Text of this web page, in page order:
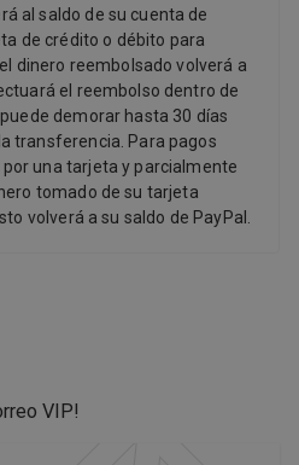
al saldo de su cuenta de
de crédito o débito para
dinero reembolsado volverá a
el reembolso dentro de
demorar hasta 30 días
transferencia. Para pagos
una tarjeta y parcialmente
tomado de su tarjeta
volverá a su saldo de PayPal.
VIP!